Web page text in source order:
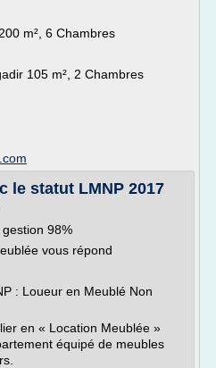
m², 6 Chambres
105 m², 2 Chambres
le statut LMNP 2017
98%
vous répond
: Loueur en Meublé Non
en « Location Meublée »
équipé de meubles